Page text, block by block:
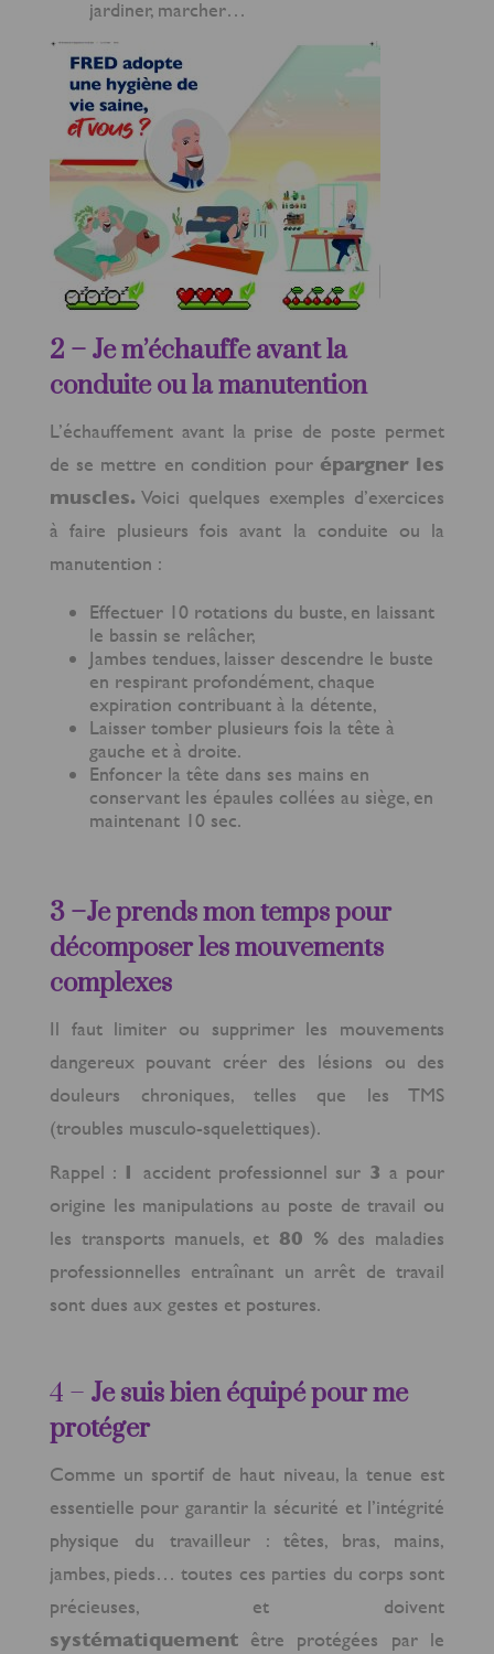
jardiner, marcher…
2 – Je m’échauffe avant la
conduite ou la manutention
L’échauffement avant la prise de poste permet
de se mettre en condition pour épargner les
muscles. Voici quelques exemples d’exercices
à faire plusieurs fois avant la conduite ou la
manutention :
Effectuer 10 rotations du buste, en laissant
le bassin se relâcher,
Jambes tendues, laisser descendre le buste
en respirant profondément, chaque
expiration contribuant à la détente,
Laisser tomber plusieurs fois la tête à
gauche et à droite.
Enfoncer la tête dans ses mains en
conservant les épaules collées au siège, en
maintenant 10 sec.
3 –Je prends mon temps pour
décomposer les mouvements
complexes
Il faut limiter ou supprimer les mouvements
dangereux pouvant créer des lésions ou des
douleurs chroniques, telles que les TMS
(troubles musculo-squelettiques).
Rappel : 1 accident professionnel sur 3 a pour
origine les manipulations au poste de travail ou
les transports manuels, et 80 %des maladies
professionnelles entraînant un arrêt de travail
sont dues aux gestes et postures.
4 – Je suis bien équipé pour me
protéger
Comme un sportif de haut niveau, la tenue est
essentielle pour garantir la sécurité et l’intégrité
physique du travailleur : têtes, bras, mains,
jambes, pieds… toutes ces parties du corps sont
précieuses, et doivent
systématiquementêtre protégées par le